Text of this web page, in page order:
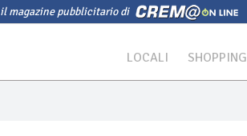
il magazine pubblicitario di
LOCALI SHOPPING